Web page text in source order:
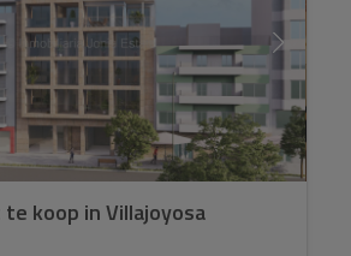
koop in Villajoyosa